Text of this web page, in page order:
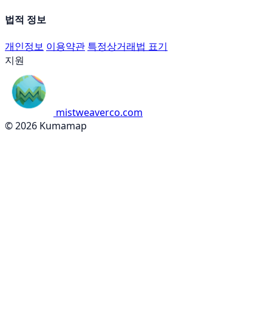
법적 정보
개인정보 이용약관 특정상거래법 표기
지원
mistweaverco.com
© 2026 Kumamap